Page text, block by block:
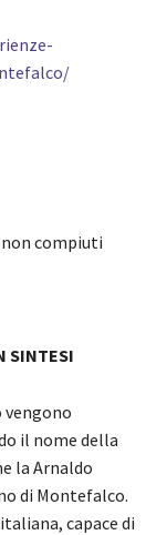
non compiuti
SINTESI
il nome della
la Arnaldo
di Montefalco.
capace di